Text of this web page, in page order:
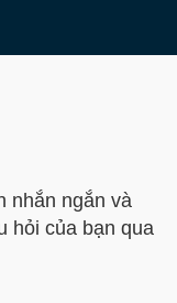
nhắn ngắn và
hỏi của bạn qua